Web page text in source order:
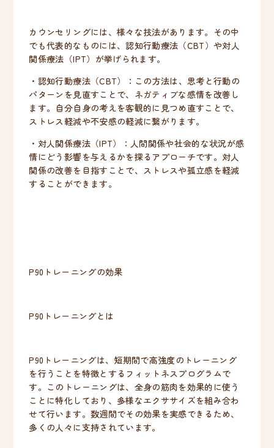
カウンセリングには、様々な技法があります。その中
でも代表的なものには、認知行動療法（CBT）や対人
関係療法（IPT）が挙げられます。
・認知行動療法（CBT）：この方法は、思考と行動の
パターンを見直すことで、ネガティブな感情を改善し
ます。自分自身の考えを客観的に見つめ直すことで、
ストレス軽減や不安感の軽減に繋がります。
・対人関係療法（IPT）：人間関係や社会的な状況が感
情にどう影響を与えるかを探るアプローチです。対人
関係の改善を目指すことで、ストレスや孤立感を軽減
することができます。
P90トレーニングの効果
P90トレーニングとは
P90トレーニングは、短期間で高強度のトレーニング
を行うことを特徴とするフィットネスプログラムで
す。このトレーニングは、全身の筋肉を効果的に使う
ことに特化しており、多様なエクササイズを組み合わ
せて行います。数週間でその効果を実感できるため、
多くの人々に支持されています。